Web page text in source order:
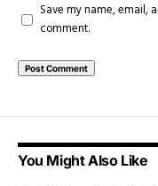
Save my name, email,
comment.
You Might Also Like